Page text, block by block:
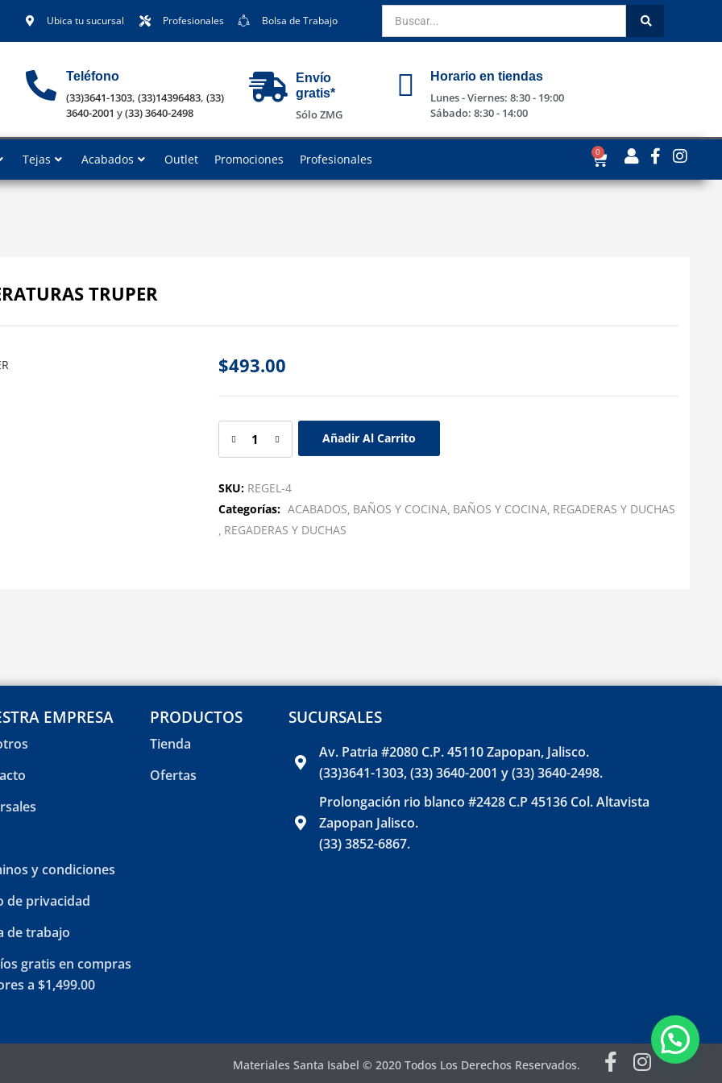
Ubica tu sucursal Profesionales Bolsa de Trabajo
Teléfono
(33)3641-1303, (33)14396483, (33)
3640-2001 y(33) 3640-2498
Envío
gratis*
Sólo ZMG
Horario en tiendas
Lunes - Viernes: 8:30 - 19:00
Sábado: 8:30 - 14:00
Tejas Acabados Outlet Promociones Profesionales 0
TRUPER
$493.00
Añadir Al Carrito
SKU: REGEL-4
Categorías: ACABADOS BAÑOS Y COCINA BAÑOS Y COCINA REGADERAS Y DUCHAS
REGADERAS Y DUCHAS
EMPRESA
y condiciones
de privacidad
de trabajo
gratis en compras
a $1,499.00
PRODUCTOS
Tienda
Ofertas
SUCURSALES
Av. Patria #2080 C.P. 45110 Zapopan, Jalisco.
(33)3641-1303, (33) 3640-2001 y (33) 3640-2498.
Prolongación rio blanco #2428 C.P 45136 Col. Altavista
Zapopan Jalisco.
(33) 3852-6867.
Materiales Santa Isabel © 2020 Todos Los Derechos Reservados.